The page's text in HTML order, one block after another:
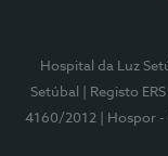
Hospital da Luz
Setúbal
| Registo
4160/2012
| Hospor